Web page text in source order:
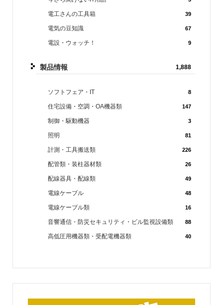
電工さんの工具箱 39
電気の豆知識 67
電設・ウォッチ！ 9
製品情報 1,888
ソフトフェア・IT 8
住宅設備・空調・OA機器類 147
制御・駆動機器 3
照明 81
計測・工具搬送類 226
配管類・装柱器材類 26
配線器具・配線類 49
電線ケーブル 48
電線ケーブル類 16
音響通信・防災セキュリティ・ビル監視設備類 88
高低圧用機器類・受配電機器類 40